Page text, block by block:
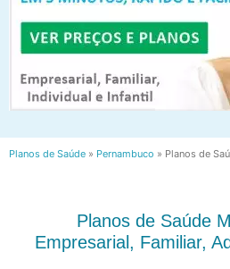
Planos de Saúde » Pernambuco » Planos de
Planos de Saúde
Empresarial, Familiar,